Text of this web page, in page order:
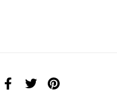
FacebookTwitterPinterest